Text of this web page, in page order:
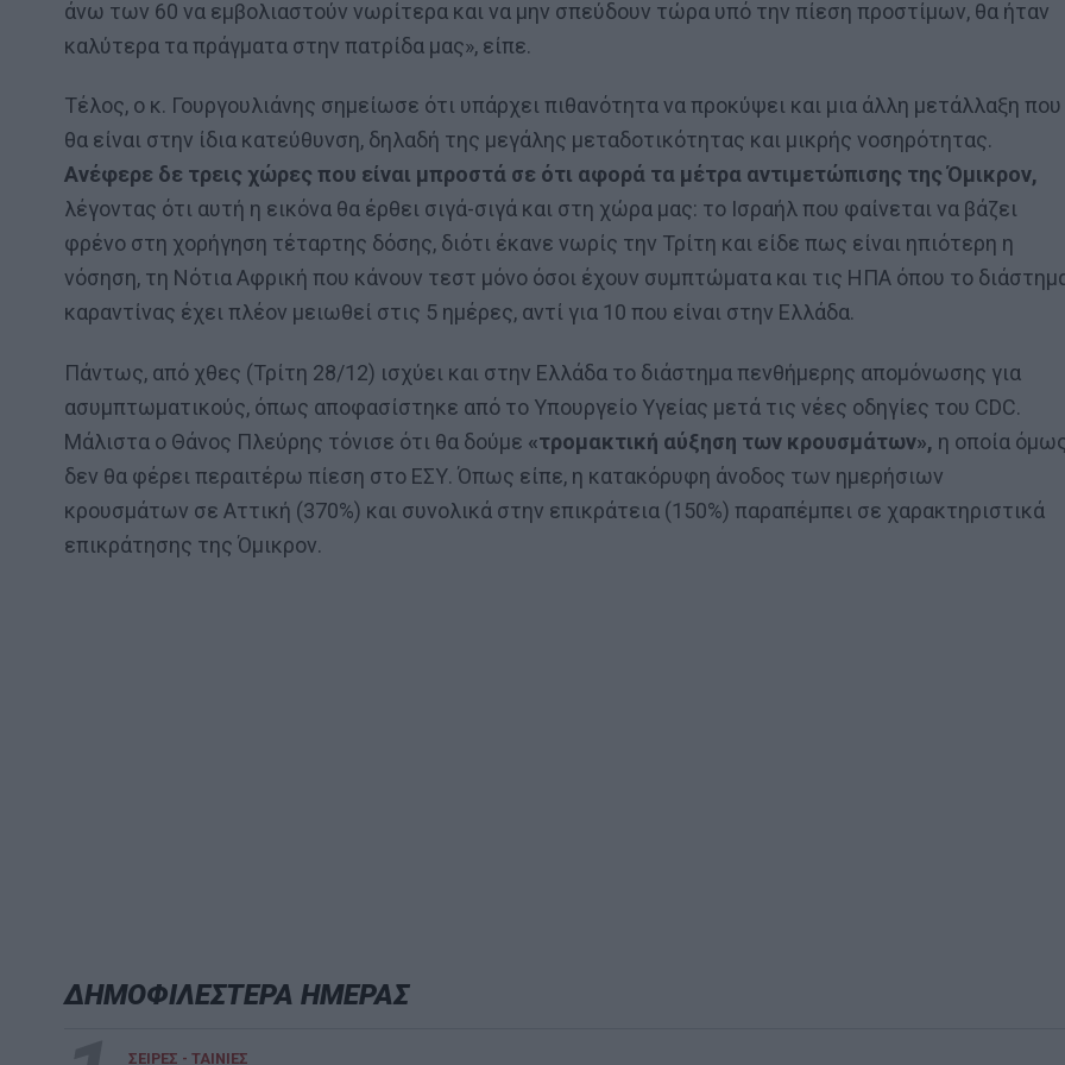
άνω των 60 να εμβολιαστούν νωρίτερα και να μην σπεύδουν τώρα υπό την πίεση προστίμων, θα ήταν
καλύτερα τα πράγματα στην πατρίδα μας», είπε.
Τέλος, ο κ. Γουργουλιάνης σημείωσε ότι υπάρχει πιθανότητα να προκύψει και μια άλλη μετάλλαξη που
θα είναι στην ίδια κατεύθυνση, δηλαδή της μεγάλης μεταδοτικότητας και μικρής νοσηρότητας.
Ανέφερε δε τρεις χώρες που είναι μπροστά σε ότι αφορά τα μέτρα αντιμετώπισης της Όμικρον,
λέγοντας ότι αυτή η εικόνα θα έρθει σιγά-σιγά και στη χώρα μας: το Ισραήλ που φαίνεται να βάζει
φρένο στη χορήγηση τέταρτης δόσης, διότι έκανε νωρίς την Τρίτη και είδε πως είναι ηπιότερη η
νόσηση, τη Νότια Αφρική που κάνουν τεστ μόνο όσοι έχουν συμπτώματα και τις ΗΠΑ όπου το
καραντίνας έχει πλέον μειωθεί στις 5 ημέρες, αντί για 10 που είναι στην Ελλάδα.
Πάντως, από χθες (Τρίτη 28/12) ισχύει και στην Ελλάδα το διάστημα πενθήμερης απομόνωσης για
ασυμπτωματικούς, όπως αποφασίστηκε από το Υπουργείο Υγείας μετά τις νέες οδηγίες του CDC.
Μάλιστα ο Θάνος Πλεύρης τόνισε ότι θα δούμε «τρομακτική αύξηση των κρουσμάτων», η οποία
δεν θα φέρει περαιτέρω πίεση στο ΕΣΥ. Όπως είπε, η κατακόρυφη άνοδος των ημερήσιων
κρουσμάτων σε Αττική (370%) και συνολικά στην επικράτεια (150%) παραπέμπει σε χαρακτηριστικά
επικράτησης της Όμικρον.
ΔΗΜΟΦΙΛΕΣΤΕΡΑ ΗΜΕΡΑΣ
ΣΕΙΡΕΣ - ΤΑΙΝΙΕΣ